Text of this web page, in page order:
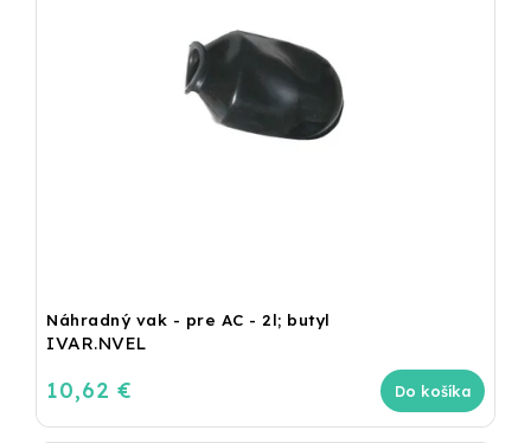
Náhradný vak - pre AC - 2l; butyl
IVAR.NVEL
10,62 € Do košíka